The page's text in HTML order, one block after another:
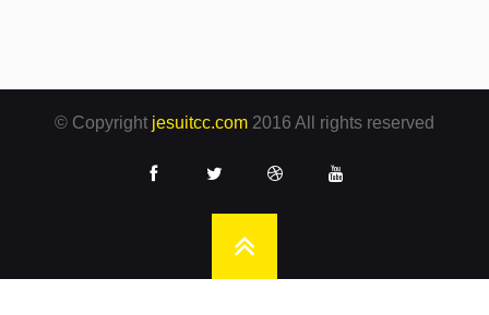
© Copyright jesuitcc.com 2016 All rights reserved